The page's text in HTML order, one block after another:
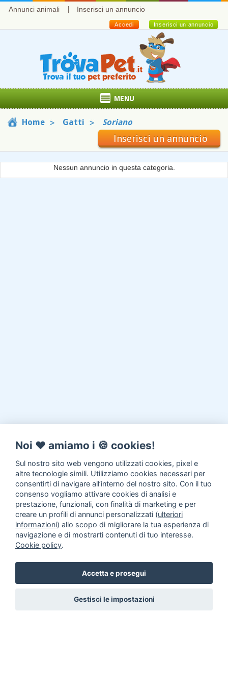
Annunci animali Inserisci un annuncio
Inserisci un annuncio
Accedi
MENU
Home Gatti Soriano
Inserisci un annuncio
Nessun annuncio in questa categoria.
Noi ♥️ amiamo i 🍪 cookies!
Sul nostro sito web vengono utilizzati cookies, pixel e
altre tecnologie simili. Utilizziamo cookies necessari per
consentirti di navigare all’interno del nostro sito. Con il tuo
consenso vogliamo attivare cookies di analisi e
prestazione, funzionali, con finalità di marketing e per
creare un profili di annunci personalizzati (ulteriori
informazioni) allo scopo di migliorare la tua esperienza di
navigazione e di mostrarti contenuti di tuo interesse.
Cookie policy.
Accetta e prosegui
Gestisci le impostazioni